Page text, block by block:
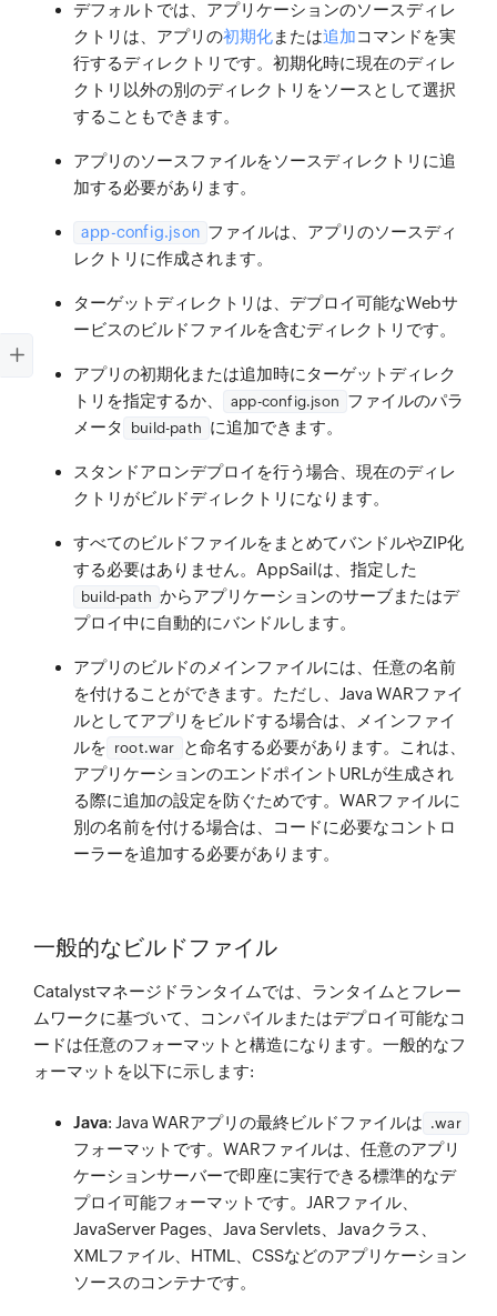
デフォルトでは、アプリケーションのソースディレ
クトリは、アプリの初期化または追加コマンドを実
行するディレクトリです。初期化時に現在のディレ
クトリ以外の別のディレクトリをソースとして選択
することもできます。
アプリのソースファイルをソースディレクトリに追
加する必要があります。
app-config.json ファイルは、アプリのソースディ
レクトリに作成されます。
ターゲットディレクトリは、デプロイ可能なWebサ
ービスのビルドファイルを含むディレクトリです。
アプリの初期化または追加時にターゲットディレク
トリを指定するか、
app-config.json ファイルのパラ
メータ
build-path に追加できます。
スタンドアロンデプロイを行う場合、現在のディレ
クトリがビルドディレクトリになります。
すべてのビルドファイルをまとめてバンドルやZIP化
する必要はありません。AppSailは、指定した
build-path からアプリケーションのサーブまたはデ
プロイ中に自動的にバンドルします。
アプリのビルドのメインファイルには、任意の名前
を付けることができます。ただし、Java WARファイ
ルとしてアプリをビルドする場合は、メインファイ
ルを root.war
と命名する必要があります。これは、
アプリケーションのエンドポイントURLが生成され
る際に追加の設定を防ぐためです。WARファイルに
別の名前を付ける場合は、コードに必要なコントロ
ーラーを追加する必要があります。
一般的なビルドファイル
Catalystマネージドランタイムでは、ランタイムとフレー
ムワークに基づいて、コンパイルまたはデプロイ可能なコ
ードは任意のフォーマットと構造になります。一般的なフ
ォーマットを以下に示します:
Java: Java WARアプリの最終ビルドファイルは .war
フォーマットです。WARファイルは、任意のアプリ
ケーションサーバーで即座に実行できる標準的なデ
プロイ可能フォーマットです。JARファイル、
JavaServer Pages、Java Servlets、Javaクラス、
XMLファイル、HTML、CSSなどのアプリケーション
ソースのコンテナです。